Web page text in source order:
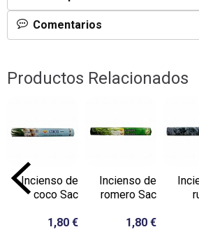
Comentarios
Productos Relacionados
Incienso de
coco Sac
1,80 €
Incienso de
romero Sac
1,80 €